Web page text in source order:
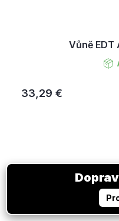
Vůně EDT
33,29 €